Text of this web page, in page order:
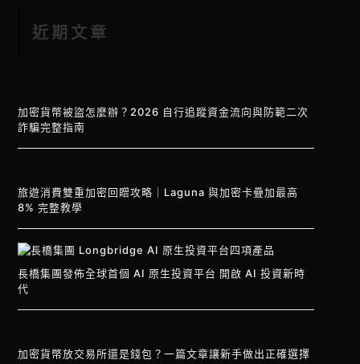
近期文章
加密貨幣被盜怎麼辦？2026 自行追蹤資金流向與防範二次
詐騙完整指南
旅遊消費雙重加密回贈攻略｜Laguna 與加密卡疊加最高
8% 完整教學
長橋集團發佈全球首個 AI 原生投資平台 開啟 AI 投資新時
代
加密貨幣放交易所還是錢包？一篇文章讓新手做出正確選擇